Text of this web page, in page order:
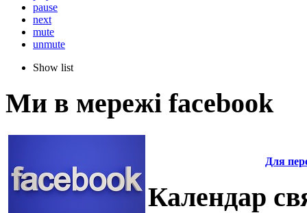
pause
next
mute
unmute
Show list
Ми в мережі facebook
Для
Календар